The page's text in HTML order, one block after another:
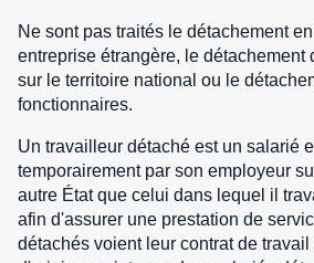
Ne sont pas traités le détachement
entreprise étrangère, le détachement
sur le territoire national ou le
fonctionnaires.
Un travailleur détaché est un salarié
temporairement par son employeur
autre État que celui dans lequel il
afin d'assurer une prestation de
détachés voient leur contrat de